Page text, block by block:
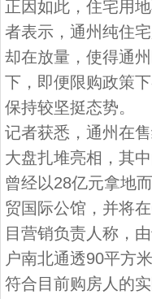
正因如此，住宅用
者表示，通州纯住
却在放量，使得通
下，即便限购政策
保持较坚挺态势。
记者获悉，通州在
大盘扎堆亮相，其
曾经以28亿元拿地
贸国际公馆，并将
目营销负责人称，
户南北通透90平方
符合目前购房人的